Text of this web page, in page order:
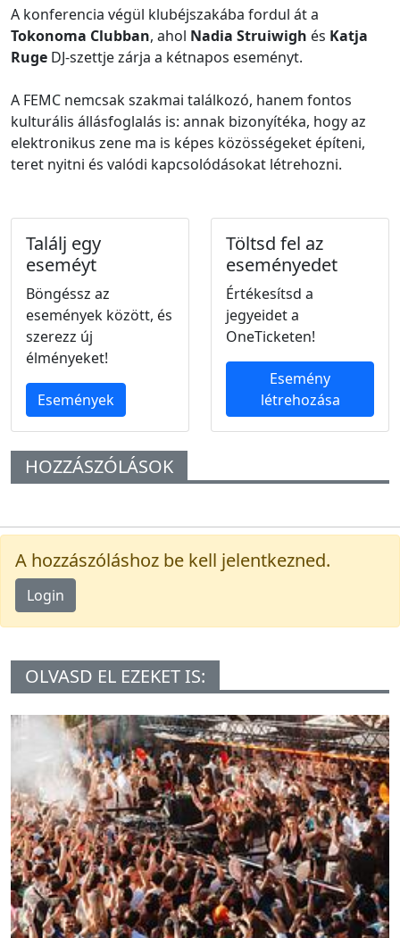
A konferencia végül klubéjszakába fordul át a
Tokonoma Clubban, ahol Nadia Struiwigh és Katja
Ruge DJ-szettje zárja a kétnapos eseményt.
A FEMC nemcsak szakmai találkozó, hanem fontos
kulturális állásfoglalás is: annak bizonyítéka, hogy az
elektronikus zene ma is képes közösségeket építeni,
teret nyitni és valódi kapcsolódásokat létrehozni.
Találj egy
eseméyt
Böngéssz az
események között, és
szerezz új
élményeket!
Események
Töltsd fel az
eseményedet
Értékesítsd a
jegyeidet a
OneTicketen!
Esemény
létrehozása
HOZZÁSZÓLÁSOK
A hozzászóláshoz be kell jelentkezned.
Login
OLVASD EL EZEKET IS: